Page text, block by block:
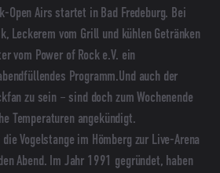
Open Airs startet in Bad Fredeburg. Bei
Leckerem vom Grill und kühlen Getränken
vom Power of Rock e.V. ein
Programm.Und auch der
zu sein – sind doch zum Wochenende
Temperaturen angekündigt.
Vogelstange im Hömberg zur Live-Arena
Abend. Im Jahr 1991 gegründet, haben